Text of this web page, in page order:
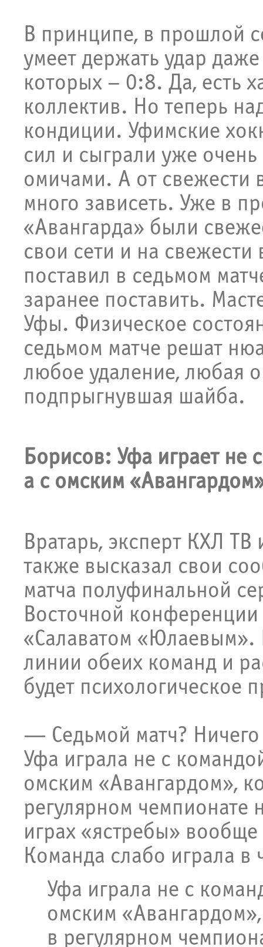
В принципе, в прошлой
умеет держать удар
которых – 0:8. Да, есть
коллектив. Но теперь
кондиции. Уфимские
сил и сыграли уже
омичами. А от свежести
много зависеть. Уже в
«Авангарда» были
свои сети и на
поставил в седьмом
заранее поставить.
Уфы. Физическое
седьмом матче решат
любое удаление, любая
подпрыгнувшая шайба.
Борисов: Уфа играет не
а с омским
Вратарь, эксперт КХЛ
также высказал свои
матча полуфинальной
Восточной
«Салаватом «Юлаевым».
линии обеих команд и
будет психологическое
— Седьмой матч?
Уфа играла не с
омским «Авангардом»,
регулярном чемпионате
играх «ястребы»
Команда слабо играла
Уфа играла не с
омским
в регулярном